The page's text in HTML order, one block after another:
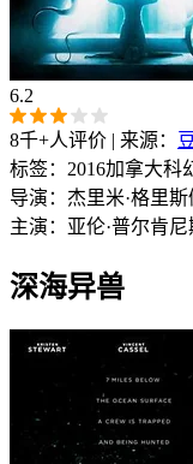
6.2
8千+人评价 | 来源：
标签： 2016加拿大科
导演： 杰里米·格里斯
主演： 亚伦·普尔肯尼
深海异兽